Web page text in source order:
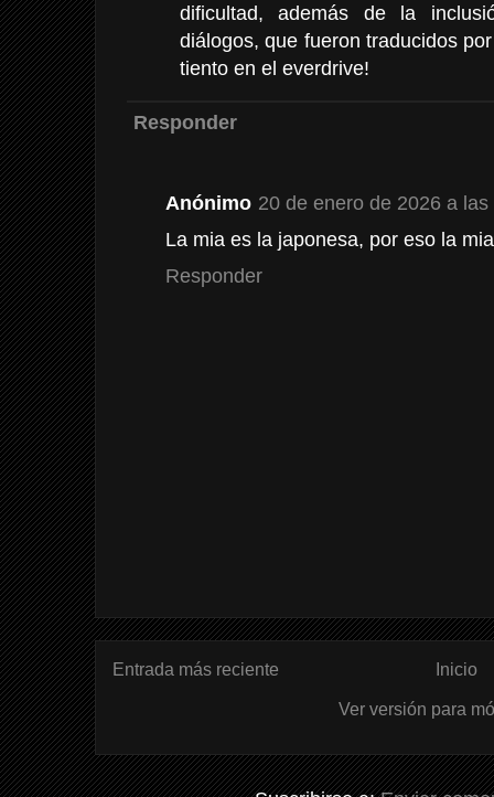
dificultad, además de la
diálogos, que fueron traducidos
tiento en el everdrive!
Responder
Anónimo 20 de enero de 2026 a las
La mia es la japonesa, por eso la
Responder
Entrada más reciente Inicio
Ver versión para